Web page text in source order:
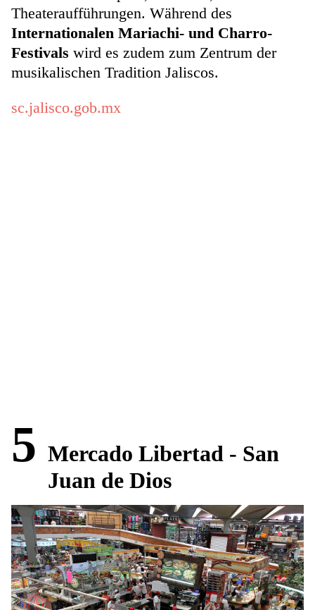
Theateraufführungen. Während des
Internationalen Mariachi- und Charro-
Festivals wird es zudem zum Zentrum der
musikalischen Tradition Jaliscos.
sc.jalisco.gob.mx
5 Mercado Libertad - San
Juan de Dios